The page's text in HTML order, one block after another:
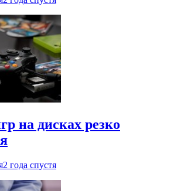
на дисках резко
2 года спустя